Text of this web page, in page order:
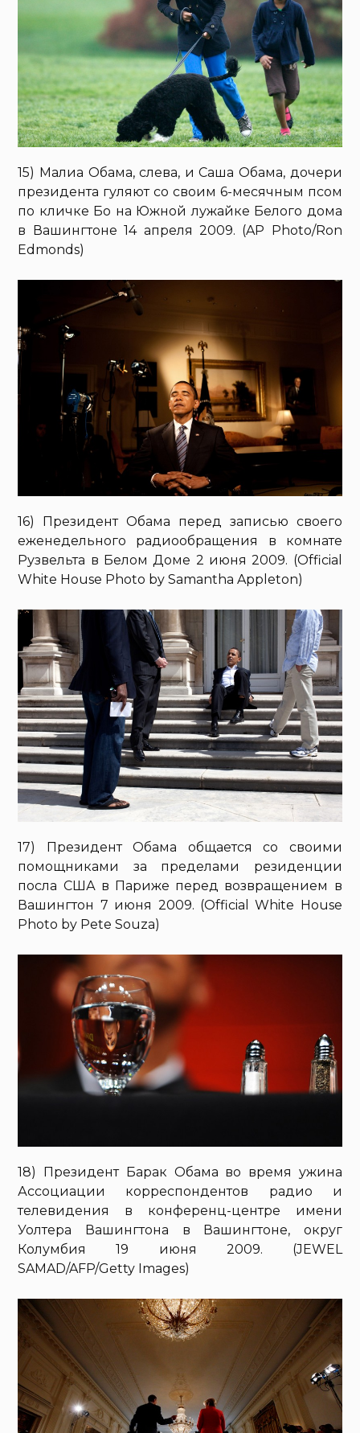
15) Малиа Обама, слева, и Саша Обама, дочери
президента гуляют со своим 6-месячным псом
по кличке Бо на Южной лужайке Белого дома
в Вашингтоне 14 апреля 2009. (AP Photo/Ron
Edmonds)
16) Президент Обама перед записью своего
еженедельного радиообращения в комнате
Рузвельта в Белом Доме 2 июня 2009. (Official
White House Photo by Samantha Appleton)
17) Президент Обама общается со своими
помощниками за пределами резиденции
посла США в Париже перед возвращением в
Вашингтон 7 июня 2009. (Official White House
Photo by Pete Souza)
18) Президент Барак Обама во время ужина
Ассоциации корреспондентов радио и
телевидения в конференц-центре имени
Уолтера Вашингтона в Вашингтоне, округ
Колумбия 19 июня 2009. (JEWEL
SAMAD/AFP/Getty Images)